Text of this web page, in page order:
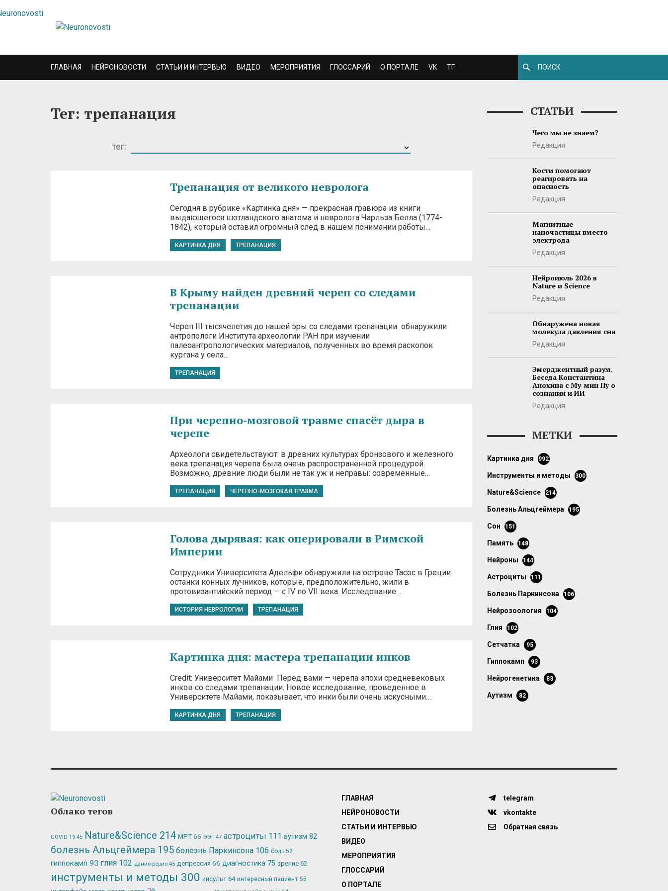
ГЛАВНАЯ НЕЙРОНОВОСТИ СТАТЬИ И ИНТЕРВЬЮ ВИДЕО МЕРОПРИЯТИЯ ГЛОССАРИЙ О ПОРТАЛЕ VK ТГ
Тег: трепанация
тег:
Трепанация от великого невролога
Сегодня в рубрике «Картинка дня» — прекрасная гравюра из книги
выдающегося шотландского анатома и невролога Чарльза Белла (1774-
1842), который оставил огромный след в нашем понимании работы…
КАРТИНКА ДНЯ ТРЕПАНАЦИЯ
В Крыму найден древний череп со следами
трепанации
Череп III тысячелетия до нашей эры со следами трепанации обнаружили
антропологи Института археологии РАН при изучении
палеоантропологических материалов, полученных во время раскопок
кургана у села…
ТРЕПАНАЦИЯ
При черепно-мозговой травме спасёт дыра в
черепе
Археологи свидетельствуют: в древних культурах бронзового и железного
века трепанация черепа была очень распространённой процедурой.
Возможно, древние люди были не так уж и неправы: современные…
ТРЕПАНАЦИЯ ЧЕРЕПНО-МОЗГОВАЯ ТРАВМА
Голова дырявая: как оперировали в Римской
Империи
Сотрудники Университета Адельфи обнаружили на острове Тасос в Греции
останки конных лучников, которые, предположительно, жили в
протовизантийский период — с IV по VII века. Исследование…
ИСТОРИЯ НЕВРОЛОГИИ ТРЕПАНАЦИЯ
Картинка дня: мастера трепанации инков
Credit: Университет Майами Перед вами — черепа эпохи средневековых
инков со следами трепанации. Новое исследование, проведенное в
Университете Майами, показывает, что инки были очень искусными…
КАРТИНКА ДНЯ ТРЕПАНАЦИЯ
СТАТЬИ
Чего мы не знаем?
Редакция
Кости помогают
реагировать на
опасность
Редакция
Магнитные
наночастицы вместо
электрода
Редакция
Нейроиюль 2026 в
Nature и Science
Редакция
Обнаружена новая
молекула давления сна
Редакция
Эмерджентный разум.
Беседа Константина
Анохина с Му-мин Пу о
сознании и ИИ
Редакция
МЕТКИ
картинка дня 992
инструменты и методы 300
Nature&Science 214
болезнь Альцгеймера 195
сон 151
память 148
нейроны 144
астроциты 111
болезнь Паркинсона 106
нейрозоология 104
глия 102
сетчатка 95
гиппокамп 93
нейрогенетика 83
аутизм 82
Облако тегов
COVID-19 45 Nature&Science 214 МРТ66 ЭЭГ 47 астроциты 111 аутизм 82
болезнь Альцгеймера 195 болезнь Паркинсона 106 боль 52
гиппокамп 93 глия 102 данио-рерио 45 депрессия 66 диагностика 75 зрение 62
инструменты и методы 300 инсульт 64 интересный пациент 55
ГЛАВНАЯ
НЕЙРОНОВОСТИ
СТАТЬИ И ИНТЕРВЬЮ
ВИДЕО
МЕРОПРИЯТИЯ
ГЛОССАРИЙ
О ПОРТАЛЕ
telegram
vkontakte
Обратная связь